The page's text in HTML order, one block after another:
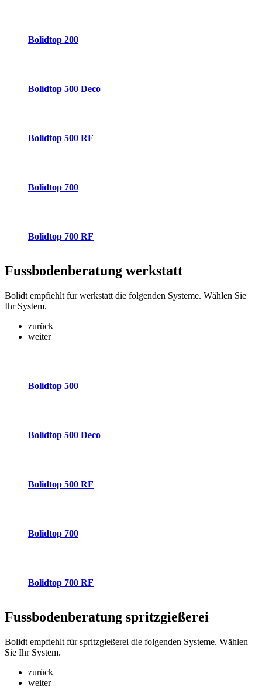
Bolidtop 200
Bolidtop 500 Deco
Bolidtop 500 RF
Bolidtop 700
Bolidtop 700 RF
Fussbodenberatung werkstatt
Bolidt empfiehlt für werkstatt die folgenden Systeme. Wählen Sie
Ihr System.
zurück
weiter
Bolidtop 500
Bolidtop 500 Deco
Bolidtop 500 RF
Bolidtop 700
Bolidtop 700 RF
Fussbodenberatung spritzgießerei
Bolidt empfiehlt für spritzgießerei die folgenden Systeme. Wählen
Sie Ihr System.
zurück
weiter